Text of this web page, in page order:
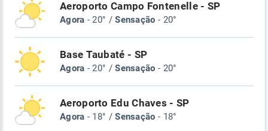
Aeroporto Campo Fontenelle - SP
Agora - 20° /Sensação - 20°
Base Taubaté - SP
Agora - 20° /Sensação - 20°
Aeroporto Edu Chaves - SP
Agora - 18° /Sensação - 18°